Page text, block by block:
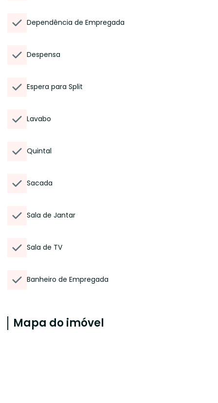
Dependência de Empregada
Despensa
Espera para Split
Lavabo
Quintal
Sacada
Sala de Jantar
Sala de TV
Banheiro de Empregada
Mapa do imóvel